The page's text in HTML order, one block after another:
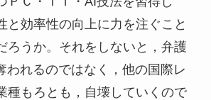
と効率性の向上に力を注ぐこと
ろうか。それをしないと，弁護
われるのではなく，他の国際レ
種もろとも，自壊していくので